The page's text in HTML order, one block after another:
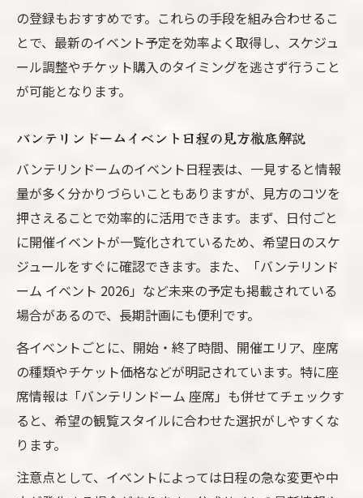
の登録もおすすめです。これらの手段を組み合わせるこ
とで、最新のイベント予定を効率よく取得し、スケジュ
ール調整やチケット購入のタイミングを逃さず行うこと
が可能となります。
バンテリンドームイベント日程の見方徹底解説
バンテリンドームのイベント日程表は、一見すると情報
量が多く分かりづらいこともありますが、見方のコツを
押さえることで効率的に活用できます。まず、日付ごと
に開催イベントが一覧化されているため、希望日のスケ
ジュールをすぐに確認できます。また、「バンテリンド
ーム イベント 2026」など未来の予定も掲載されている
場合があるので、長期計画にも便利です。
各イベントごとに、開始・終了時間、開催エリア、座席
の種類やチケット価格などが明記されています。特に座
席情報は「バンテリンドーム 座席」も併せてチェックす
ると、希望の観覧スタイルに合わせた選択がしやすくな
ります。
注意点として、イベントによっては日程の急な変更や中